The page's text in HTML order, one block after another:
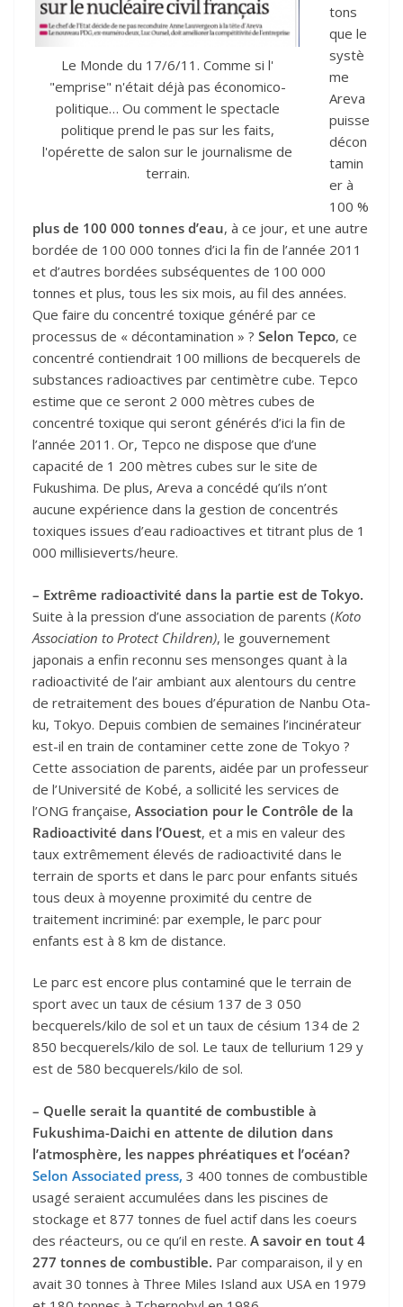
Le Monde du 17/6/11. Comme si l'
"emprise" n'était déjà pas économico-
politique… Ou comment le spectacle
politique prend le pas sur les faits,
l'opérette de salon sur le journalisme de
terrain.
tons
que le
systè
me
Areva
puisse
décon
tamin
er à
100 %
plus de 100 000 tonnes d’eau, à ce jour, et une autre
bordée de 100 000 tonnes d’ici la fin de l’année 2011
et d’autres bordées subséquentes de 100 000
tonnes et plus, tous les six mois, au fil des années.
Que faire du concentré toxique généré par ce
processus de « décontamination » ? Selon Tepco, ce
concentré contiendrait 100 millions de becquerels de
substances radioactives par centimètre cube. Tepco
estime que ce seront 2 000 mètres cubes de
concentré toxique qui seront générés d’ici la fin de
l’année 2011. Or, Tepco ne dispose que d’une
capacité de 1 200 mètres cubes sur le site de
Fukushima. De plus, Areva a concédé qu’ils n’ont
aucune expérience dans la gestion de concentrés
toxiques issues d’eau radioactives et titrant plus de 1
000 millisieverts/heure.
– Extrême radioactivité dans la partie est de Tokyo.
Suite à la pression d’une association de parents (Koto
Association to Protect Children), le gouvernement
japonais a enfin reconnu ses mensonges quant à la
radioactivité de l’air ambiant aux alentours du centre
de retraitement des boues d’épuration de Nanbu Ota-
ku, Tokyo. Depuis combien de semaines l’incinérateur
est-il en train de contaminer cette zone de Tokyo ?
Cette association de parents, aidée par un professeur
de l’Université de Kobé, a sollicité les services de
l’ONG française, Association pour le Contrôle de la
Radioactivité dans l’Ouest, et a mis en valeur des
taux extrêmement élevés de radioactivité dans le
terrain de sports et dans le parc pour enfants situés
tous deux à moyenne proximité du centre de
traitement incriminé: par exemple, le parc pour
enfants est à 8 km de distance.
Le parc est encore plus contaminé que le terrain de
sport avec un taux de césium 137 de 3 050
becquerels/kilo de sol et un taux de césium 134 de 2
850 becquerels/kilo de sol. Le taux de tellurium 129 y
est de 580 becquerels/kilo de sol.
– Quelle serait la quantité de combustible à
Fukushima-Daichi en attente de dilution dans
l’atmosphère, les nappes phréatiques et l’océan?
Selon Associated press, 3 400 tonnes de combustible
usagé seraient accumulées dans les piscines de
stockage et 877 tonnes de fuel actif dans les coeurs
des réacteurs, ou ce qu’il en reste. A savoir en tout 4
277 tonnes de combustible. Par comparaison, il y en
avait 30 tonnes à Three Miles Island aux USA en 1979